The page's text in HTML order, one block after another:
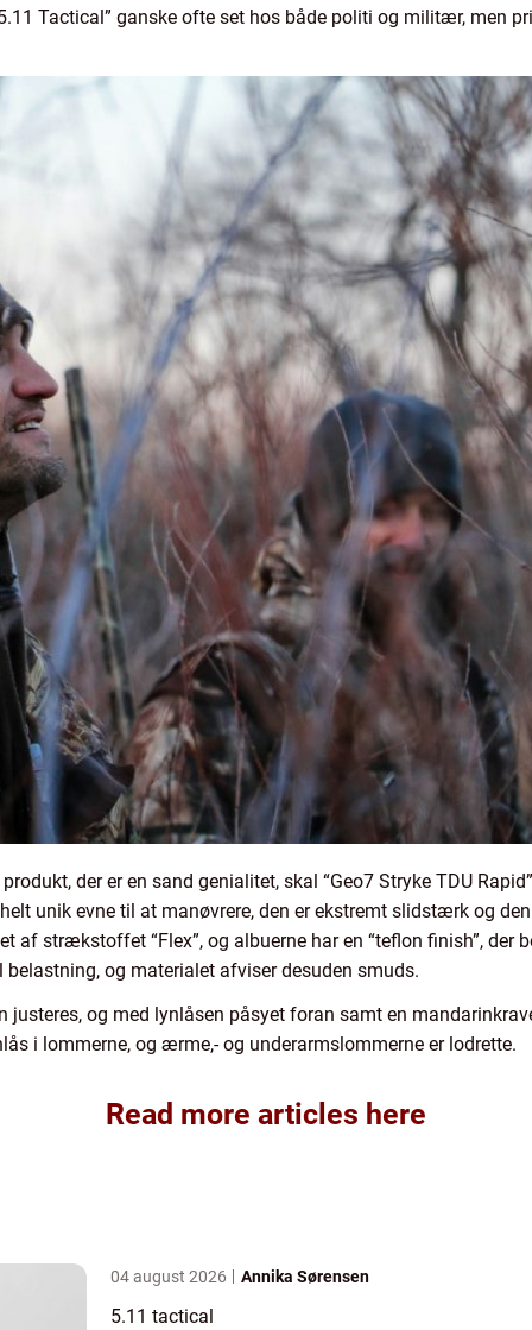
Tactical” ganske ofte set hos både politi og militær, men
der er en sand genialitet, skal “Geo7 Stryke TDU
unik evne til at manøvrere, den er ekstremt slidstærk og
af strækstoffet “Flex”, og albuerne har en “teflon finish”, der
og materialet afviser desuden smuds.
justeres, og med lynlåsen påsyet foran samt en
i lommerne, og ærme,- og underarmslommerne er lodrette.
Read more articles here
04 august 2026 Annika Sørensen
5.11 tactical